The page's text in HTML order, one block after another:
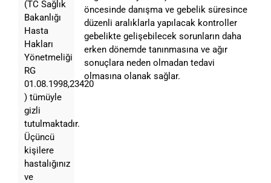
(TC Sağlık
Bakanlığı
Hasta
Hakları
Yönetmeliği
RG
01.08.1998,23420
) tümüyle
gizli
tutulmaktadır.
Üçüncü
kişilere
hastalığınız
ve
öncesinde danışma ve gebelik süresince
düzenli aralıklarla yapılacak kontroller
gebelikte gelişebilecek sorunların daha
erken dönemde tanınmasına ve ağır
sonuçlara neden olmadan tedavi
olmasına olanak sağlar.